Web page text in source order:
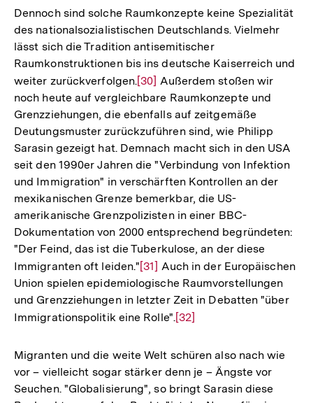
der
Fußnote
Dennoch sind solche Raumkonzepte keine Spezialität
des nationalsozialistischen Deutschlands. Vielmehr
lässt sich die Tradition antisemitischer
Raumkonstruktionen bis ins deutsche Kaiserreich und
weiter zurückverfolgen.Zur
Auflösung
der
Fußnote
[30] Außerdem stoßen wir
noch heute auf vergleichbare Raumkonzepte und
Grenzziehungen, die ebenfalls auf zeitgemäße
Deutungsmuster zurückzuführen sind, wie Philipp
Sarasin gezeigt hat. Demnach macht sich in den USA
seit den 1990er Jahren die "Verbindung von Infektion
und Immigration" in verschärften Kontrollen an der
mexikanischen Grenze bemerkbar, die US-
amerikanische Grenzpolizisten in einer BBC-
Dokumentation von 2000 entsprechend begründeten:
"Der Feind, das ist die Tuberkulose, an der diese
Immigranten oft leiden."Zur
Auflösung
der
Fußnote
[31] Auch in der Europäischen
Union spielen epidemiologische Raumvorstellungen
und Grenzziehungen in letzter Zeit in Debatten "über
Immigrationspolitik eine Rolle".Zur
der
Fußnote
[32]
Migranten und die weite Welt schüren also nach wie
vor – vielleicht sogar stärker denn je – Ängste vor
Seuchen. "Globalisierung", so bringt Sarasin diese